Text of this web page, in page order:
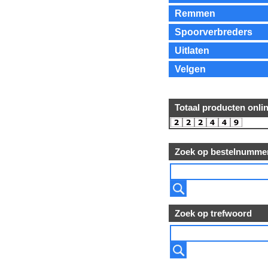
Remmen
Spoorverbreders
Uitlaten
Velgen
Totaal producten
Zoek op
Zoek op trefwoord